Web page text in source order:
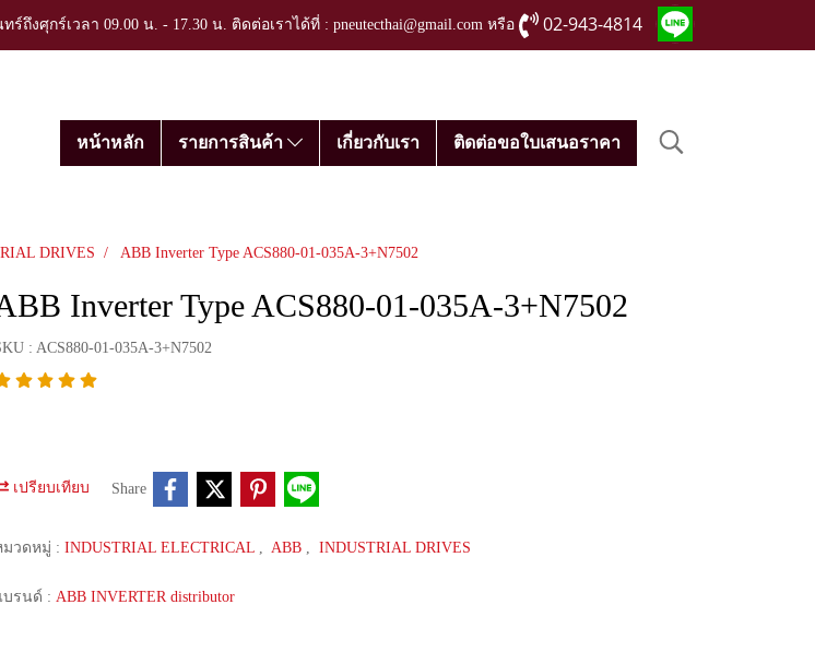
ถึงศุกร์เวลา 09.00 น. - 17.30 น. ติดต่อเราได้ที่ : pneutecthai@gmail.com หรือ 02-943-4814
หน้าหลัก รายการสินค้า เกี่ยวกับเรา ติดต่อขอใบเสนอราคา
DRIVES ABB Inverter Type ACS880-01-035A-3+N7502
Inverter Type ACS880-01-035A-3+N7502
: ACS880-01-035A-3+N7502
เปรียบเทียบ Share
มวดหมู่ : INDUSTRIAL ELECTRICAL , ABB , INDUSTRIAL DRIVES
บรนด์ : ABB INVERTER distributor